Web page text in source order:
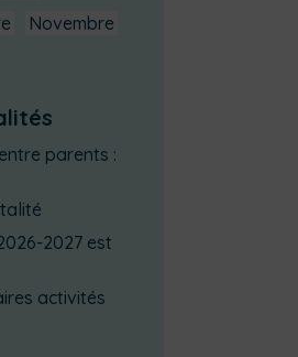
Novembre
parents :
2027 est
activités